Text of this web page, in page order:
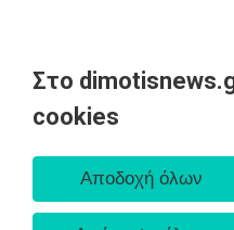
Στο
cookies
AΡΧΙΚΗ
ΕΙΔΗΣΕΙΣ
ΠΟΛΙΤΙΚΗ